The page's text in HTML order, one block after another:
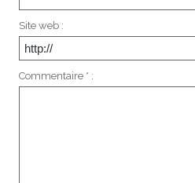
Site web :
Commentaire * :